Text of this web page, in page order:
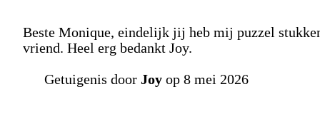
Beste Monique, eindelijk jij heb mij puzzel
vriend. Heel erg bedankt Joy.
Getuigenis door Joy op 8 mei 2026